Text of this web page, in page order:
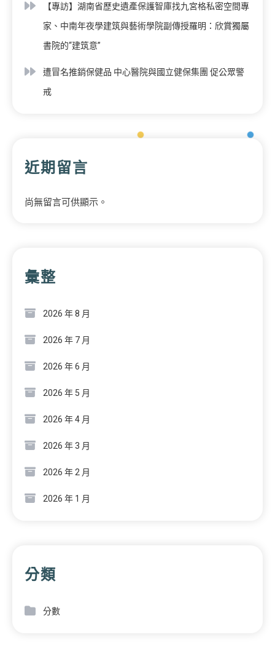
【專訪】湖南省歷史遺產保護智庫找九宮格私密空間專
家、中南年夜學建筑與藝術學院副傳授羅明：欣賞獨屬
書院的“建筑意”
遭冒名推銷保健品 中心醫院與國立健保集團 促公眾警
戒
近期留言
尚無留言可供顯示。
彙整
2026 年 8 月
2026 年 7 月
2026 年 6 月
2026 年 5 月
2026 年 4 月
2026 年 3 月
2026 年 2 月
2026 年 1 月
分類
分數